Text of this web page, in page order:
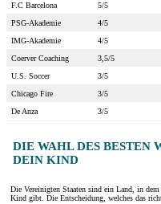
F.C Barcelona
5/5
PSG-Akademie
4/5
IMG-Akademie
4/5
Coerver Coaching
3,5/5
U.S. Soccer
3/5
Chicago Fire
3/5
De Anza
3/5
DIE WAHL DES BESTEN
DEIN KIND
Die Vereinigten Staaten sind ein Land, in dem
Kind gibt. Die Entscheidung, welches das